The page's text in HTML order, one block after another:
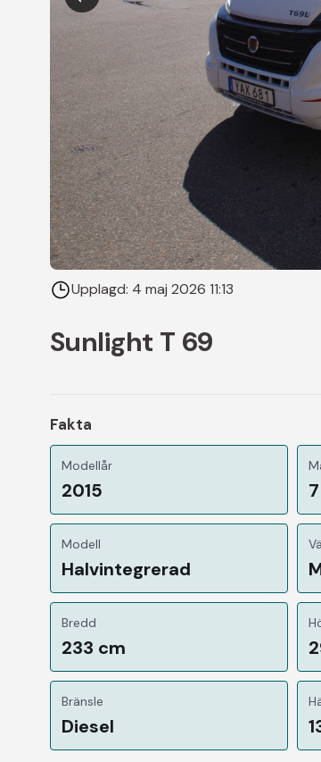
Upplagd: 4 maj 2026 11:13
Sunlight T 69
Fakta
Modellår
2015
Modell
Halvintegrerad
Bredd
233 cm
Bränsle
Diesel